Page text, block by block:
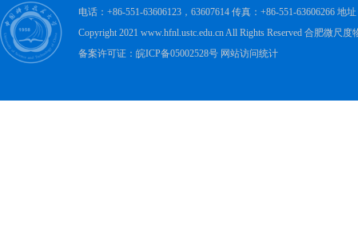
电话：+86-551-63606123，63607614 传真：+86-551-63606266 地
Copyright 2021 www.hfnl.ustc.edu.cn All Rights Reserved 合肥微尺
备案许可证：皖ICP备05002528号 网站访问统计